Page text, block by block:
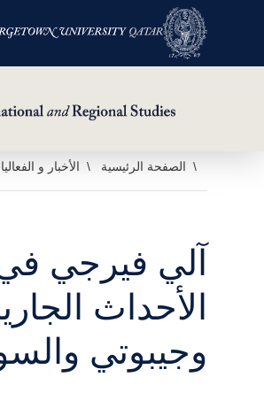
الصفحة الرئيسية الأخبار و
آلي فيرجي
الأحداث
وجيبوتي